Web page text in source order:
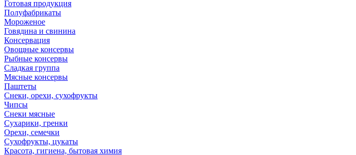
Готовая продукция
Полуфабрикаты
Мороженое
Говядина и свинина
Консервация
Овощные консервы
Рыбные консервы
Сладкая группа
Мясные консервы
Паштеты
Снеки, орехи, сухофрукты
Чипсы
Снеки мясные
Сухарики, гренки
Орехи, семечки
Сухофрукты, цукаты
Красота, гигиена, бытовая химия